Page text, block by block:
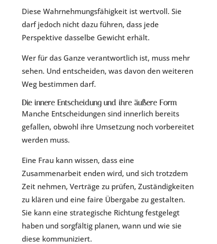
Diese Wahrnehmungsfähigkeit ist wertvoll. Sie
darf jedoch nicht dazu führen, dass jede
Perspektive dasselbe Gewicht erhält.
Wer für das Ganze verantwortlich ist, muss mehr
sehen. Und entscheiden, was davon den weiteren
Weg bestimmen darf.
Die innere Entscheidung und ihre äußere Form
Manche Entscheidungen sind innerlich bereits
gefallen, obwohl ihre Umsetzung noch vorbereitet
werden muss.
Eine Frau kann wissen, dass eine
Zusammenarbeit enden wird, und sich trotzdem
Zeit nehmen, Verträge zu prüfen, Zuständigkeiten
zu klären und eine faire Übergabe zu gestalten.
Sie kann eine strategische Richtung festgelegt
haben und sorgfältig planen, wann und wie sie
diese kommuniziert.